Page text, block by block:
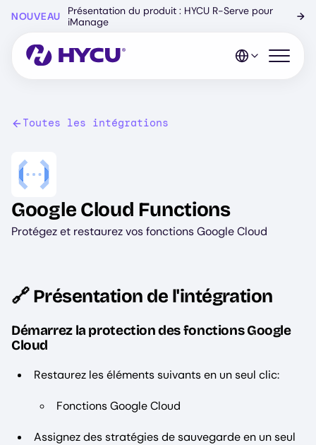
content
NOUVEAU
Présentation du produit : HYCU R-Serve pour
iManage
→
Open
Toutes les intégrations
Image
Google Cloud Functions
Protégez et restaurez vos fonctions Google Cloud
🔗 Présentation de l'intégration
Démarrez la protection des fonctions Google
Cloud
Restaurez les éléments suivants en un seul clic:
Fonctions Google Cloud
Assignez des stratégies de sauvegarde en un seul